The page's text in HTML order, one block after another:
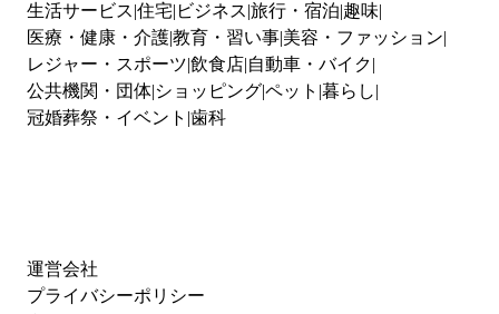
生活サービス 住宅 ビジネス 旅行・宿泊 趣味
医療・健康・介護教育・習い事 美容・ファッション
レジャー・スポーツ 飲食店 自動車・バイク
公共機関・団体 ショッピングペット 暮らし
冠婚葬祭・イベント 歯科
運営会社
プライバシーポリシー